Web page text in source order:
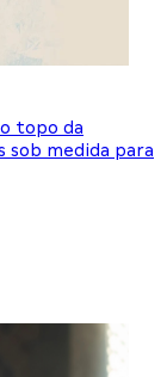
topo da
sob medida para